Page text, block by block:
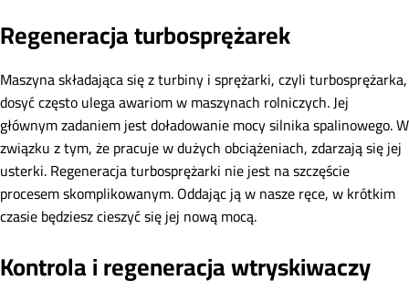
Regeneracja turbosprężarek
Maszyna składająca się z turbiny i sprężarki, czyli turbosprężarka,
dosyć często ulega awariom w maszynach rolniczych. Jej
głównym zadaniem jest doładowanie mocy silnika spalinowego. W
związku z tym, że pracuje w dużych obciążeniach, zdarzają się jej
usterki. Regeneracja turbosprężarki nie jest na szczęście
procesem skomplikowanym. Oddając ją w nasze ręce, w krótkim
czasie będziesz cieszyć się jej nową mocą.
Kontrola i regeneracja wtryskiwaczy